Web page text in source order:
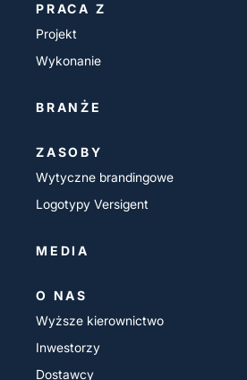
PRACA Z
Projekt
Wykonanie
BRANŻE
ZASOBY
Wytyczne brandingowe
Logotypy Versigent
MEDIA
O NAS
Wyższe kierownictwo
Inwestorzy
Dostawcy